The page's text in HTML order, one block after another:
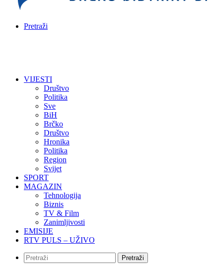
Pretraži
VIJESTI
Društvo
Politika
Sve
BiH
Brčko
Društvo
Hronika
Politika
Region
Svijet
SPORT
MAGAZIN
Tehnologija
Biznis
TV & Film
Zanimljivosti
EMISIJE
RTV PULS – UŽIVO
Pretraži